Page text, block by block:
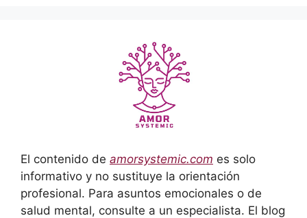
El contenido de amorsystemic.com es solo
informativo y no sustituye la orientación
profesional. Para asuntos emocionales o de
salud mental, consulte a un especialista. El blog